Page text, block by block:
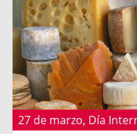
27 de marzo, Día